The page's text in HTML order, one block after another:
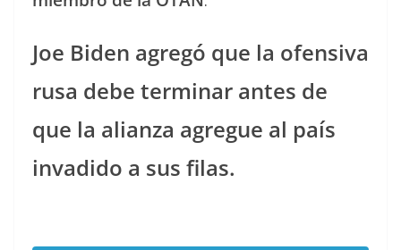
Joe Biden agregó que la ofensiva
rusa debe terminar antes de
que la alianza agregue al país
invadido a sus filas.